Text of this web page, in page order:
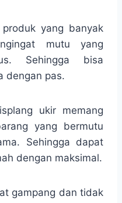
yang banyak
mutu yang
Sehingga bisa
dengan pas.
ukir memang
yang bermutu
Sehingga dapat
dengan maksimal.
gampang dan tidak